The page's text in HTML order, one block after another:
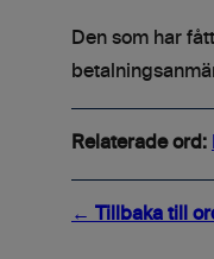
Den som har
Relaterade ord:
← Tillbaka till